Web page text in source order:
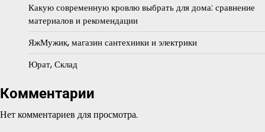
Какую современную кровлю выбрать для дома: сравнение
материалов и рекомендации
ЯжМужик, магазин сантехники и электрики
Юрат, Склад
Комментарии
Нет комментариев для просмотра.